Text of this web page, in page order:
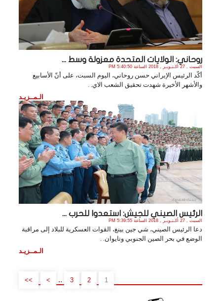
روحاني: الولايات المتحدة معزولة وسط ...
السبت , 27 أكـتـوبـر , 2018 الساعة 5:40:50 PM
أكّد الرئيس الإيراني حسن روحاني، اليوم السبت، على أنّ الأسابيع
والأشهر الأخيرة شهدت تحقيق الشعب الاي. .
الـمــزيـد
الرئيس الصيني للجيش: استعدوا للحرب ...
السبت , 27 أكـتـوبـر , 2018 الساعة 5:39:55 PM
دعا الرئيس الصيني، شي جين بينغ، القوات العسكرية للبلاد إلى مراقبة
الوضع في بحر الصين الجنوبي وتايوان. .
الـمــزيـد
1
2
3
..
>
>>